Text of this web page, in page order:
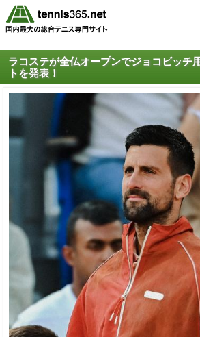
ラコステが全仏オープンでジョコビッチ
トを発表！